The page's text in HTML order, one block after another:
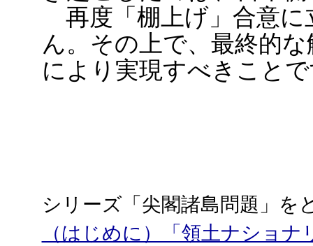
再度「棚上げ」合意に
ん。その上で、最終的
により実現すべきこと
シリーズ「尖閣諸島問題」
（はじめに）「領土ナショ